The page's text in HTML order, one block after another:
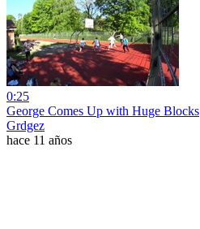
0:25
George Comes Up with Huge Blocks
Grdgez
hace 11 años